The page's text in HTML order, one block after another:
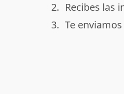
done
2. Recibes las
done
3. Te